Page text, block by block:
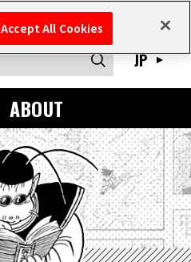
ABOUT
JP
Accept All Cookies